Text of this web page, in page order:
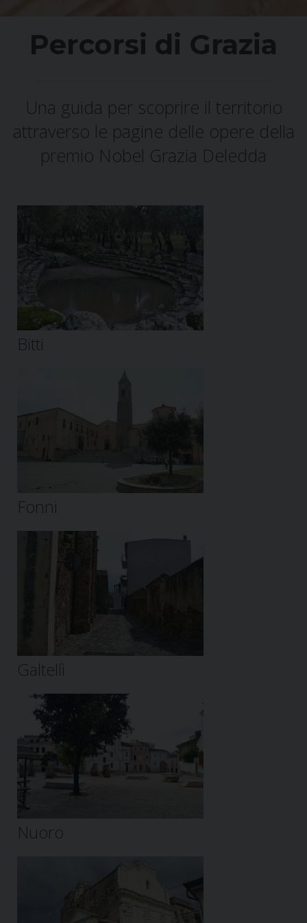
Percorsi di Grazia
Una guida per scoprire il territorio
attraverso le pagine delle opere della
premio Nobel Grazia Deledda
Bitti
Fonni
Galtellì
Nuoro